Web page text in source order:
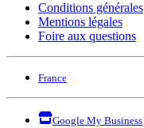
Conditions générales
Mentions légales
Foire aux questions
France
Google My Business